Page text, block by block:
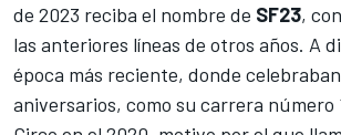
de 2023 reciba el nombre de SF23,
las anteriores líneas de otros años. A
época más reciente, donde
aniversarios, como su carrera número